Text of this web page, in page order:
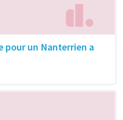
pour un Nanterrien a